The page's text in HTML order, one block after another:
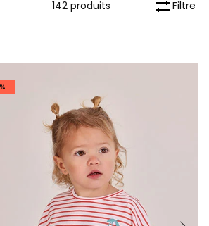
Filtre
142 produits